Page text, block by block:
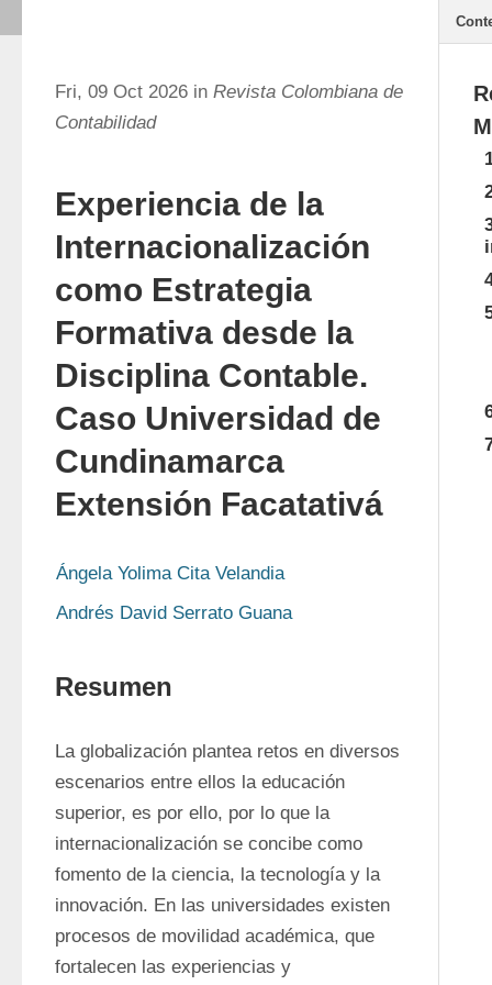
Fri, 09 Oct 2026 in Revista Colombiana de
Contabilidad
Experiencia de la
Internacionalización
como Estrategia
Formativa desde la
Disciplina Contable.
Caso Universidad de
Cundinamarca
Extensión Facatativá
Ángela Yolima Cita Velandia
Andrés David Serrato Guana
Resumen
La globalización plantea retos en diversos
escenarios entre ellos la educación
superior, es por ello, por lo que la
internacionalización se concibe como
fomento de la ciencia, la tecnología y la
innovación. En las universidades existen
procesos de movilidad académica, que
fortalecen las experiencias y